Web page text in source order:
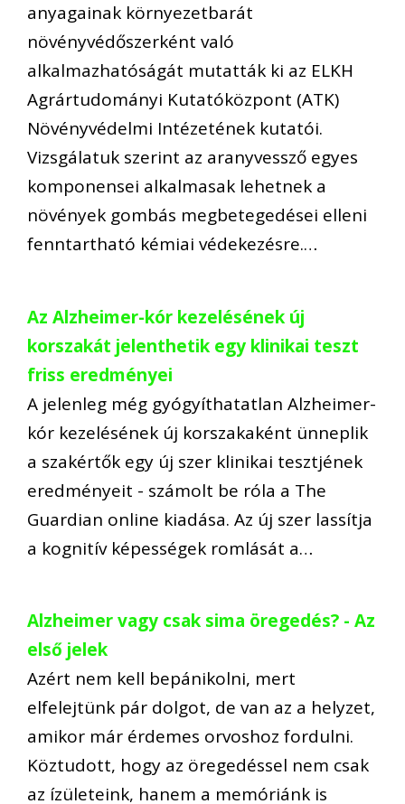
anyagainak környezetbarát
növényvédőszerként való
alkalmazhatóságát mutatták ki az ELKH
Agrártudományi Kutatóközpont (ATK)
Növényvédelmi Intézetének kutatói.
Vizsgálatuk szerint az aranyvessző egyes
komponensei alkalmasak lehetnek a
növények gombás megbetegedései elleni
fenntartható kémiai védekezésre.…
Az Alzheimer-kór kezelésének új
korszakát jelenthetik egy klinikai teszt
friss eredményei
A jelenleg még gyógyíthatatlan Alzheimer-
kór kezelésének új korszakaként ünneplik
a szakértők egy új szer klinikai tesztjének
eredményeit - számolt be róla a The
Guardian online kiadása. Az új szer lassítja
a kognitív képességek romlását a…
Alzheimer vagy csak sima öregedés? - Az
első jelek
Azért nem kell bepánikolni, mert
elfelejtünk pár dolgot, de van az a helyzet,
amikor már érdemes orvoshoz fordulni.
Köztudott, hogy az öregedéssel nem csak
az ízületeink, hanem a memóriánk is